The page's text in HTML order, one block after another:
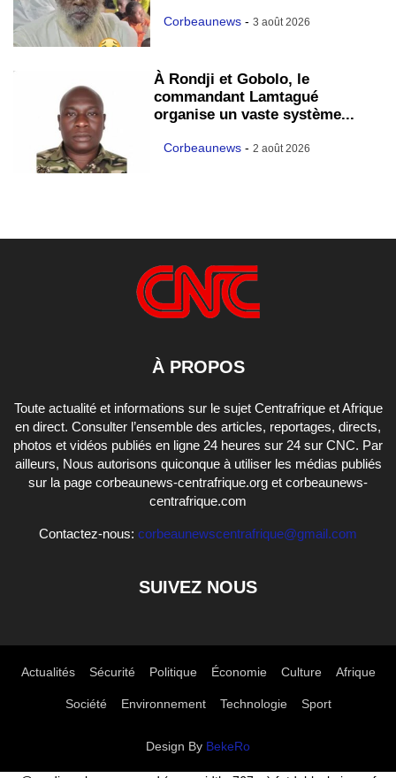
Corbeaunews - 3 août 2026
À Rondji et Gobolo, le
commandant Lamtagué
organise un vaste système...
Corbeaunews - 2 août 2026
À PROPOS
Toute actualité et informations sur le sujet Centrafrique et Afrique
en direct. Consulter l’ensemble des articles, reportages, directs,
photos et vidéos publiés en ligne 24 heures sur 24 sur CNC. Par
ailleurs, Nous autorisons quiconque à utiliser les médias publiés
sur la page corbeaunews-centrafrique.org et corbeaunews-
centrafrique.com
Contactez-nous: corbeaunewscentrafrique@gmail.com
SUIVEZ NOUS
Actualités Sécurité Politique Économie Culture Afrique
Société Environnement Technologie Sport
Design By BekeRo